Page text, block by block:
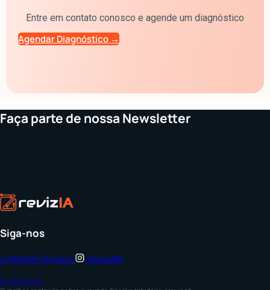
Entre em contato conosco e agende um diagnóstico
Agendar Diagnóstico →
Faça parte de nossa Newsletter
Siga-nos
LinkedinGroup 2 Youtube
BLOG REVIZIA